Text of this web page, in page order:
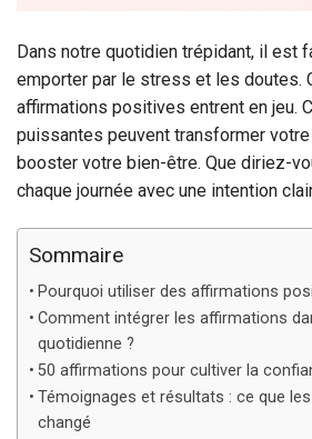
Dans notre quotidien trépidant, il est
emporter par le stress et les doutes.
affirmations positives entrent en jeu.
puissantes peuvent transformer
booster votre bien-être. Que diriez-
chaque journée avec une intention
Sommaire
Pourquoi utiliser des affirmations
Comment intégrer les affirmations
quotidienne ?
50 affirmations pour cultiver la
Témoignages et résultats : ce que
changé